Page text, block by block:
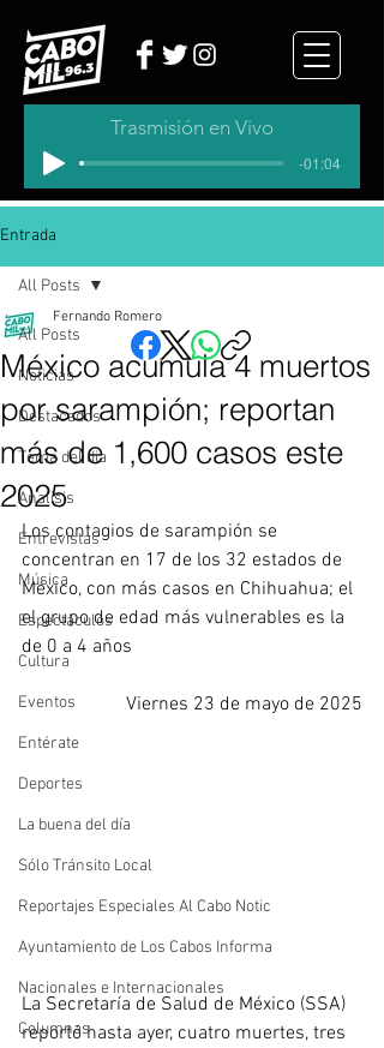
Trasmisión en Vivo
-01:04
Entrada
All Posts
Noticias
Destacados
Tema del dia
Analisis
Entrevistas
Música
Espectáculos
Cultura
Eventos
Entérate
Deportes
La buena del día
Sólo Tránsito Local
Reportajes Especiales Al Cabo Notic
Ayuntamiento de Los Cabos Informa
Nacionales e Internacionales
Columnas
All Posts
México acumula 4 muertos
por sarampión; reportan
más de 1,600 casos este
2025
Fernando Romero
Los contagios de sarampión se
concentran en 17 de los 32 estados de
México, con más casos en Chihuahua; el
el grupo de edad más vulnerables es la
de 0 a 4 años
Viernes 23 de mayo de 2025
La Secretaría de Salud de México (SSA)
reportó hasta ayer, cuatro muertes, tres